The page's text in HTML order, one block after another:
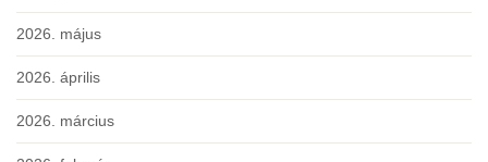
2026. május
2026. április
2026. március